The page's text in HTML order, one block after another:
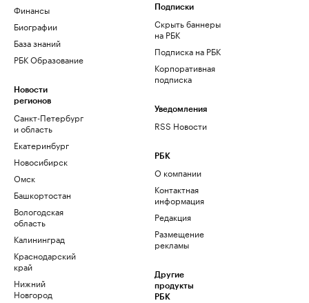
Финансы
Биографии
База знаний
РБК Образование
Новости
регионов
Санкт-Петербург
и область
Екатеринбург
Новосибирск
Омск
Башкортостан
Вологодская
область
Калининград
Краснодарский
край
Нижний
Новгород
Подписки
Скрыть баннеры
на РБК
Подписка на РБК
Корпоративная
подписка
Уведомления
RSS Новости
РБК
О компании
Контактная
информация
Редакция
Размещение
рекламы
Другие
продукты
РБК